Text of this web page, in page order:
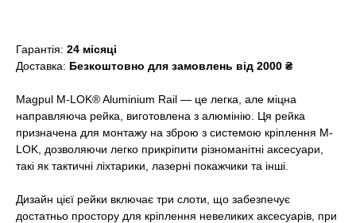
Гарантія: 24 місяці
Доставка: Безкоштовно для замовлень від 2000 ₴
Magpul M-LOK® Aluminium Rail — це легка, але міцна
направляюча рейка, виготовлена з алюмінію. Ця рейка
призначена для монтажу на зброю з системою кріплення M-
LOK, дозволяючи легко прикріпити різноманітні аксесуари,
такі як тактичні ліхтарики, лазерні покажчики та інші.
Дизайн цієї рейки включає три слоти, що забезпечує
достатньо простору для кріплення невеликих аксесуарів, при